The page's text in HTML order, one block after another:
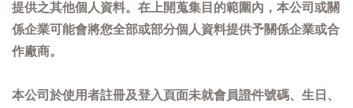
提供之其他個人資料。在上開蒐集目的範圍內，本公司或關
係企業可能會將您全部或部分個人資料提供予關係企業或合
作廠商。
本公司於使用者註冊及登入頁面未就會員證件號碼、生日、